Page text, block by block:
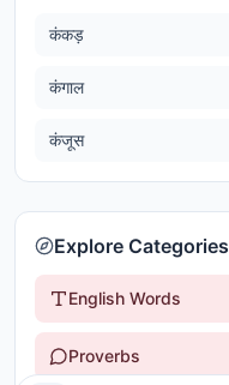
कंकड़
कंगाल
कंजूस
Explore Categories
English Words
Proverbs